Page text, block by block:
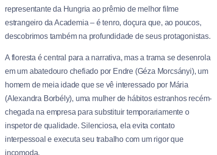
representante da Hungria ao prêmio de melhor filme
estrangeiro da Academia – é tenro, doçura que, ao poucos,
descobrimos também na profundidade de seus protagonistas.
A floresta é central para a narrativa, mas a trama se desenrola
em um abatedouro chefiado por Endre (Géza Morcsányi), um
homem de meia idade que se vê interessado por Mária
(Alexandra Borbély), uma mulher de hábitos estranhos recém-
chegada na empresa para substituir temporariamente o
inspetor de qualidade. Silenciosa, ela evita contato
interpessoal e executa seu trabalho com um rigor que
incomoda.